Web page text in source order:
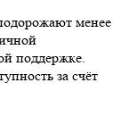
менее
поддержке.
за счёт